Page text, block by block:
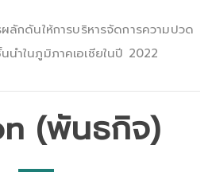
ผลักดันให้การบริหารจัดการความปวด
นำในภูมิภาคเอเชียในปี 2022
(พันธกิจ)